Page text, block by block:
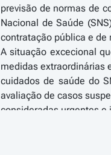
previsão de normas de
Nacional de Saúde
contratação pública e de
A situação excecional
medidas extraordinárias
cuidados de saúde do
avaliação de casos
consideradas urgentes e